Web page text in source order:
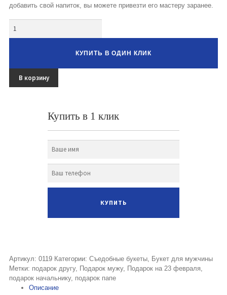
Букет учителю
Съедобные Боксы Ящики
Букеты из раков и рыбы
добавить свой напиток, вы можете привезти его мастеру заранее.
КУПИТЬ В ОДИН КЛИК
В корзину
Купить в 1 клик
Артикул:0119 Категории:Съедобные букеты, Букет для мужчины
Метки: подарок другу, Подарок мужу, Подарок на 23 февраля,
подарок начальнику, подарок папе
Описание